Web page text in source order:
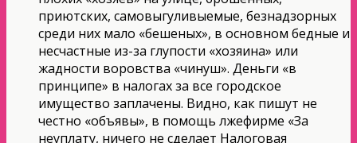
приютских, самовыгуливыемые, безнадзорных
среди них мало «бешеных», в основном бедные и
несчастные из-за глупости «хозяина» или
жадности воровства «чинуш». Деньги «в
принципе» в налогах за все городское
имущество заплачены. Видно, как пишут не
честно «объявы», в помощь лжефирме «За
неуплату, ничего не сделает Налоговая